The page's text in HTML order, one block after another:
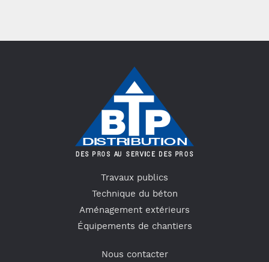
Travaux publics
Technique du béton
Aménagement extérieurs
Équipements de chantiers
Nous contacter